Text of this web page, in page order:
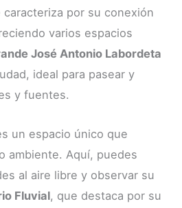
caracteriza por su conexión
varios espacios
José Antonio Labordeta
ideal para pasear y
y fuentes.
un espacio único que
ambiente. Aquí, puedes
al aire libre y observar su
Fluvial, que destaca por su